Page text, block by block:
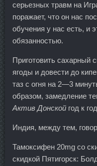
серьезных травм на
поражает, что он нас
обучения у нас есть, и
обязанностью.
Приготовить сахарный
ягоды и довести до
таз с огня на 2—3
образом, замедление
Актив Донской год к
Индия, между тем,
Тамоксифен 20mg со
скидкой Пятигорск: